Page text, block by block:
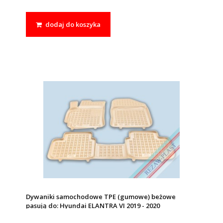
dodaj do koszyka
Dywaniki samochodowe TPE (gumowe) beżowe
pasują do: Hyundai ELANTRA VI 2019 - 2020